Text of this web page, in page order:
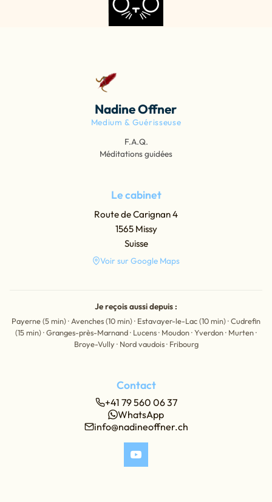
Nadine Offner
Medium & Guérisseuse
F.A.Q.
Méditations guidées
Le cabinet
Route de Carignan 4
1565 Missy
Suisse
Voir sur Google Maps
Je reçois aussi depuis :
Payerne (5 min) · Avenches (10 min) · Estavayer-le-Lac (10 min) · Cudrefin
(15 min) · Granges-près-Marnand · Lucens · Moudon · Yverdon · Murten ·
Broye-Vully · Nord vaudois · Fribourg
Contact
+41 79 560 06 37
WhatsApp
info@nadineoffner.ch